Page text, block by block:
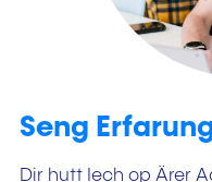
Seng
Dir hutt Iech op Ärer